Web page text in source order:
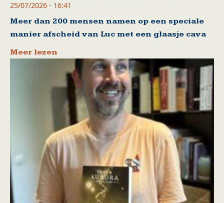
25/07/2026 - 16:41
Meer dan 200 mensen namen op een speciale
manier afscheid van Luc met een glaasje cava
Meer lezen